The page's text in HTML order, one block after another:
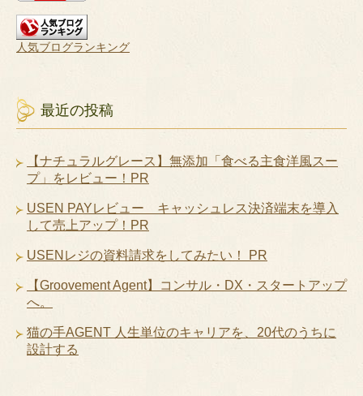
人気ブログランキング
最近の投稿
【ナチュラルグレース】無添加「食べる主食洋風スー
プ」をレビュー！PR
USEN PAYレビュー キャッシュレス決済端末を導入
して売上アップ！PR
USENレジの資料請求をしてみたい！ PR
【Groovement Agent】コンサル・DX・スタートアップ
へ。
猫の手AGENT 人生単位のキャリアを、20代のうちに
設計する